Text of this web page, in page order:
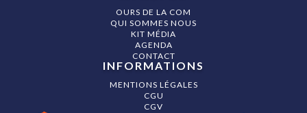
OURS DE LA COM
QUI SOMMES NOUS
KIT MÉDIA
AGENDA
CONTACT
INFORMATIONS
MENTIONS LÉGALES
CGU
CGV